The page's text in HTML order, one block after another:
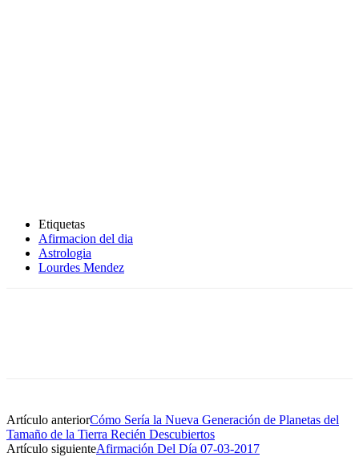
Etiquetas
Afirmacion del dia
Astrologia
Lourdes Mendez
Artículo anteriorCómo Sería la Nueva Generación de Planetas del
Tamaño de la Tierra Recién Descubiertos
Artículo siguienteAfirmación Del Día 07-03-2017